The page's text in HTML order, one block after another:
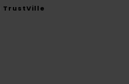
TrustVille